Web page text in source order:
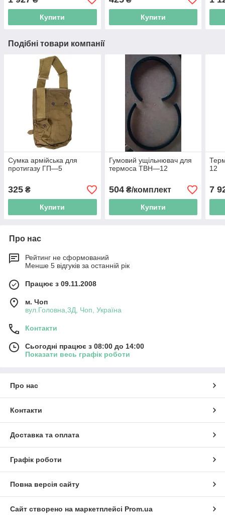
Купити Купити
Подібні товари компанії
Сумка армійська для
протигазу ГП—5
325 ₴
Купити
Гумовий ущільнювач для
термоса ТВН—12
504₴/комплект
Купити
12
7
Про нас
Рейтинг не сформований
Менше 5 відгуків за останній рік
Працює з 09.11.2008
м. Чоп
вул.Головна,3Д, Чоп, Україна
Контакти
Сьогодні працює з 08:00 до 14:00
Показати весь графік роботи
Про нас
Контакти
Доставка та оплата
Графік роботи
Повна версія сайту
Сайт створено на маркетплейсі Prom.ua